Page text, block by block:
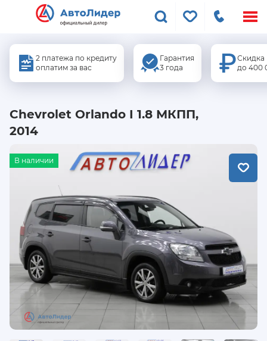
2 платежа по кредиту
оплатим за вас
Гарантия
3 года
Скидка
до 400
Chevrolet Orlando I 1.8 МКПП,
2014
В наличии